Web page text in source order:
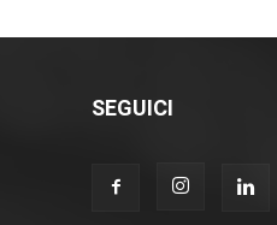
SEGUICI